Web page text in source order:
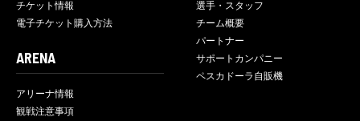
チケット情報
電子チケット購入方法
ARENA
アリーナ情報
観戦注意事項
選手・スタッフ
チーム概要
パートナー
サポートカンパニー
ペスカドーラ自販機